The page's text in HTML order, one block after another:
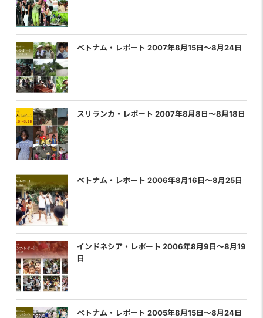
ベトナム・レポート 2007年8月15日〜8月24日
スリランカ・レポート 2007年8月8日〜8月18日
ベトナム・レポート 2006年8月16日〜8月25日
インドネシア・レポート 2006年8月9日〜8月19
日
ベトナム・レポート 2005年8月15日〜8月24日